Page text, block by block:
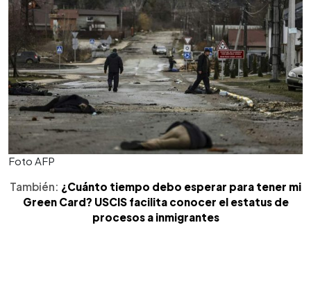
Foto AFP
También: ¿Cuánto tiempo debo esperar para tener mi
Green Card? USCIS facilita conocer el estatus de
procesos a inmigrantes